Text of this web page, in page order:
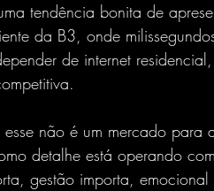
tendência bonita de
da B3, onde
de internet
esse não é um mercado
detalhe está operando
gestão importa,